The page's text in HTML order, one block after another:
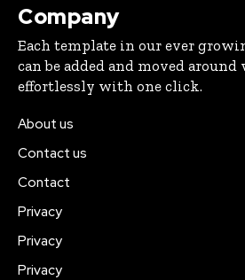
Company
Each template in our ever
can be added and moved
effortlessly with one click.
About us
Contact us
Contact
Privacy
Privacy
Privacy